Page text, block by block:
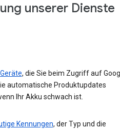
unserer Dienste
Geräte, die Sie beim Zugriff auf
automatische Produktupdates
Ihr Akku schwach ist.
Kennungen, der Typ und die